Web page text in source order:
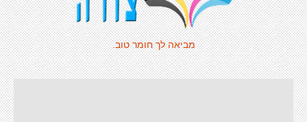
מביאה לך חומר טוב.